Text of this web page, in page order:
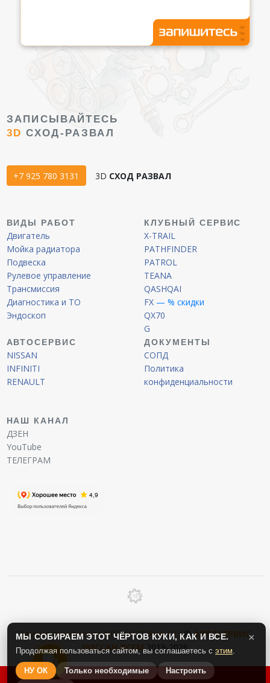
ЗАПИСЫВАЙТЕСЬ
3D СХОД-РАЗВАЛ
+7 925 780 3131 3D СХОД РАЗВАЛ
ВИДЫ РАБОТ
Двигатель
Мойка радиатора
Подвеска
Рулевое управление
Трансмиссия
Диагностика и ТО
Эндоскоп
КЛУБНЫЙ СЕРВИС
X-TRAIL
PATHFINDER
PATROL
TEANA
QASHQAI
FX — % скидки
QX70
G
АВТОСЕРВИС
NISSAN
INFINITI
RENAULT
ДОКУМЕНТЫ
СОПД
Политика
конфиденциальности
НАШ КАНАЛ
ДЗЕН
YouTube
ТЕЛЕГРАМ
Замена термостата NISSAN TEANA L33©АВТОСЕРВИС
НИССАН-ВСЕМ2019-2026
МЫ СОБИРАЕМ ЭТОТ ЧЁРТОВ КУКИ, КАК И ВСЕ.
Продолжая пользоваться сайтом, вы соглашаетесь с этим.
НУ ОК Только необходимые Настроить
×